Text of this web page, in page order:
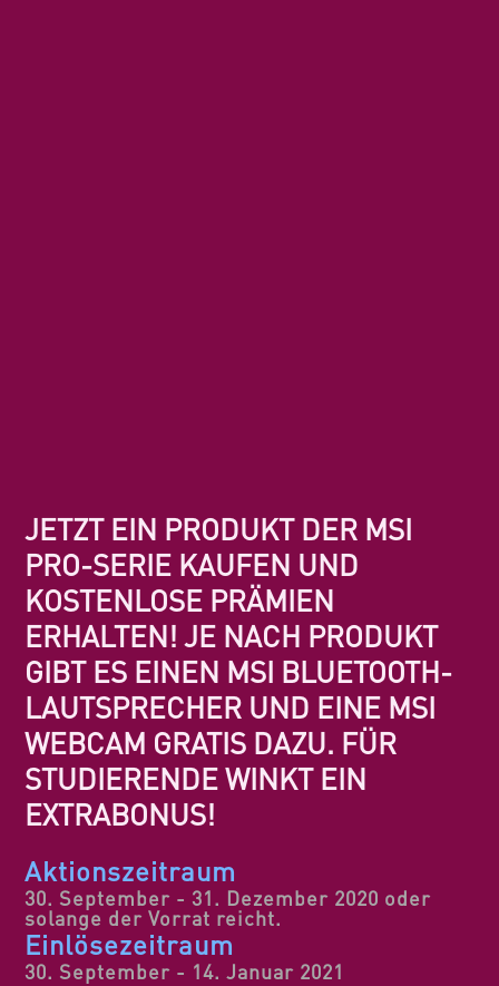
JETZT EIN PRODUKT DER MSI
PRO-SERIE KAUFEN UND
KOSTENLOSE PRÄMIEN
ERHALTEN! JE NACH PRODUKT
GIBT ES EINEN MSI BLUETOOTH-
LAUTSPRECHER UND EINE MSI
WEBCAM GRATIS DAZU. FÜR
STUDIERENDE WINKT EIN
EXTRABONUS!
Aktionszeitraum
30. September - 31. Dezember 2020 oder
solange der Vorrat reicht.
Einlösezeitraum
30. September - 14. Januar 2021